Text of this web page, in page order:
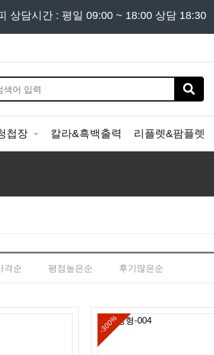
302 - 7797 및 '견적문의 ' 게시판을 이용해
상담시간 : 평일 09:00 ~ 18:00 상담 18:30
첩장 칼라&흑백출력 리플렛&팜플렛
격순 평점높은순 후기많은순
-300%